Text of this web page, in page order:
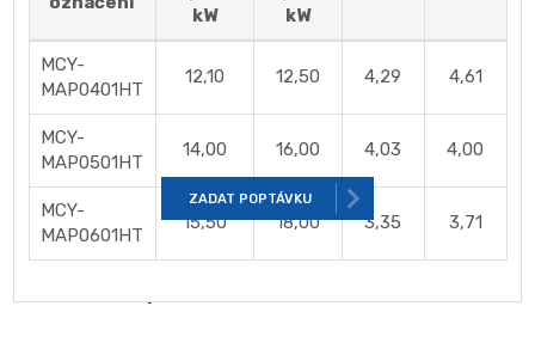
Nízká hlučnost, kompaktní design
Jednoduchá skladba rozvodů a elektroinstalace
Venkovní jednotka nevyžaduje betonový základ ani
ocelovou konstrukci
Nejvyšší účinnost ( EER a COP )
kW
kW
MCY-
MAP0401HT
12,10 12,50 4,29 4,61
MCY-
MAP0501HT
14,00 16,00 4,03 4,00
MCY-
MAP0601HT
15,50 18,00 3,35 3,71
Dostupnost: Skladem
Kód produktu:
ZADAT POPTÁVKU